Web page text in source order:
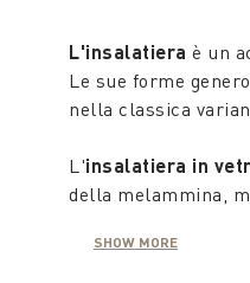
L'insalatiera è un
Le sue forme
nella classica
L'insalatiera in
della melammina,
SHOW MORE